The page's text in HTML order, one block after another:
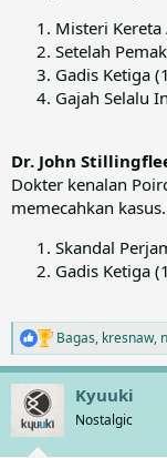
Misteri
Setelah
Gadis Ketiga
Gajah Selalu
Dr. John
Dokter kenalan
memecahkan kasus.
Skandal
Gadis Ketiga
R
e
a
c
t
i
Bagas, kresnaw,
Kyuuki
Nostalgic